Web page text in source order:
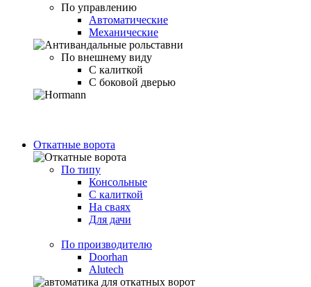
По управлению
Автоматические
Механические
По внешнему виду
С калиткой
С боковой дверью
Откатные ворота
По типу
Консольные
С калиткой
На сваях
Для дачи
По производителю
Doorhan
Alutech